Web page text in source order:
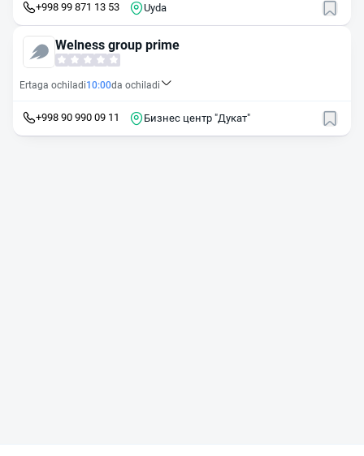
+998 99 871 13 53 Uyda
Welness group prime
Ertaga ochiladi10:00da ochiladi
+998 90 990 09 11 Бизнес центр "Дукат"